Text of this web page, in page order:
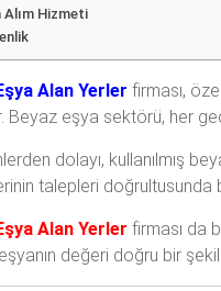
Hizmeti
Alan Yerler firması,
Beyaz eşya sektörü, her
dolayı, kullanılmış
talepleri
Alan Yerler firması da
değeri doğru bir